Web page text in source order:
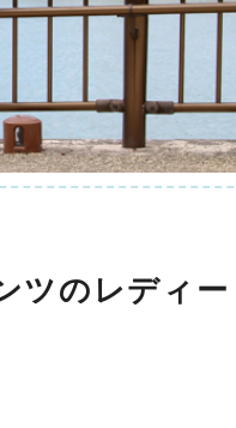
ツのレディー